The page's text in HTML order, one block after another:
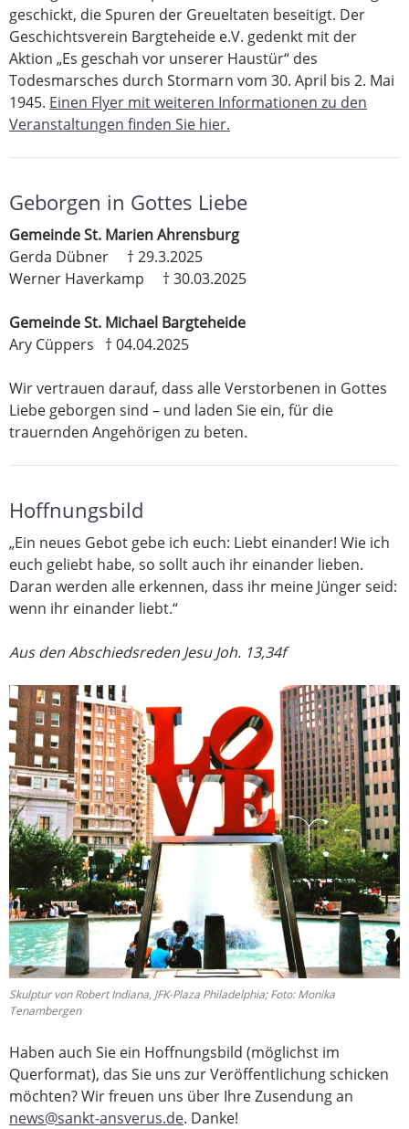
geschickt, die Spuren der Greueltaten beseitigt. Der
Geschichtsverein Bargteheide e.V. gedenkt mit der
Aktion „Es geschah vor unserer Haustür“ des
Todesmarsches durch Stormarn vom 30. April bis 2. Mai
1945. Einen Flyer mit weiteren Informationen zu den
Veranstaltungen finden Sie hier.
Geborgen in Gottes Liebe
Gemeinde St. Marien Ahrensburg
Gerda Dübner † 29.3.2025
Werner Haverkamp † 30.03.2025
Gemeinde St. Michael Bargteheide
Ary Cüppers † 04.04.2025
Wir vertrauen darauf, dass alle Verstorbenen in Gottes
Liebe geborgen sind – und laden Sie ein, für die
trauernden Angehörigen zu beten.
Hoffnungsbild
„Ein neues Gebot gebe ich euch: Liebt einander! Wie ich
euch geliebt habe, so sollt auch ihr einander lieben.
Daran werden alle erkennen, dass ihr meine Jünger seid:
wenn ihr einander liebt.“
Aus den Abschiedsreden Jesu Joh. 13,34f
Skulptur von Robert Indiana, JFK-Plaza Philadelphia; Foto: Monika
Tenambergen
Haben auch Sie ein Hoffnungsbild (möglichst im
Querformat), das Sie uns zur Veröffentlichung schicken
möchten? Wir freuen uns über Ihre Zusendung an
news@sankt-ansverus.de. Danke!